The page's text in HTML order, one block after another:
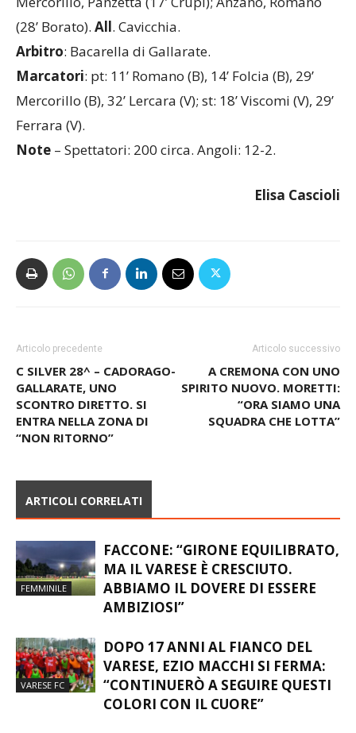
(28’ Borato). All. Cavicchia.
Arbitro: Bacarella di Gallarate.
Marcatori: pt: 11’ Romano (B), 14’ Folcia (B), 29’
Mercorillo (B), 32’ Lercara (V); st: 18’ Viscomi (V), 29’
Ferrara (V).
Note – Spettatori: 200 circa. Angoli: 12-2.
Elisa Cascioli
Articolo precedente
C SILVER 28^ – CADORAGO-
GALLARATE, UNO
SCONTRO DIRETTO. SI
ENTRA NELLA ZONA DI
“NON RITORNO”
Articolo successivo
A CREMONA CON UNO
SPIRITO NUOVO. MORETTI:
“ORA SIAMO UNA
SQUADRA CHE LOTTA”
ARTICOLI CORRELATI
FEMMINILE
FACCONE: “GIRONE EQUILIBRATO,
MA IL VARESE È CRESCIUTO.
ABBIAMO IL DOVERE DI ESSERE
AMBIZIOSI”
VARESE FC
DOPO 17 ANNI AL FIANCO DEL
VARESE, EZIO MACCHI SI FERMA:
“CONTINUERÒ A SEGUIRE QUESTI
COLORI CON IL CUORE”